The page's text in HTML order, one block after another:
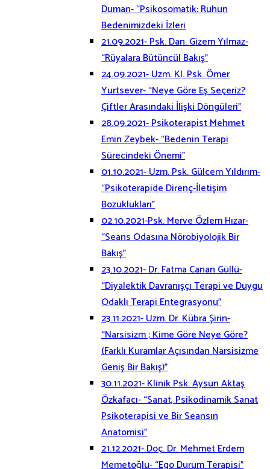
Duman- “Psikosomatik: Ruhun
Bedenimizdeki İzleri
21.09.2021- Psk. Dan. Gizem Yılmaz-
“Rüyalara Bütüncül Bakış”
24.09.2021- Uzm. Kl. Psk. Ömer
Yurtsever- “Neye Göre Eş Seçeriz?
Çiftler Arasındaki İlişki Döngüleri”
28.09.2021- Psikoterapist Mehmet
Emin Zeybek- “Bedenin Terapi
Sürecindeki Önemi”
01.10.2021- Uzm. Psk. Gülcem Yıldırım-
“Psikoterapide Direnç-İletişim
Bozuklukları”
02.10.2021-Psk. Merve Özlem Hızar-
“Seans Odasına Nörobiyolojik Bir
Bakış”
23.10.2021- Dr. Fatma Canan Güllü-
“Diyalektik Davranışçı Terapi ve Duygu
Odaklı Terapi Entegrasyonu”
23.11.2021- Uzm. Dr. Kübra Şirin-
“Narsisizm ; Kime Göre Neye Göre?
(Farklı Kuramlar Açısından Narsisizme
Geniş Bir Bakış)”
30.11.2021- Klinik Psk. Aysun Aktaş
Özkafacı- “Sanat, Psikodinamik Sanat
Psikoterapisi ve Bir Seansın
Anatomisi”
21.12.2021- Doç. Dr. Mehmet Erdem
Memetoğlu- “Ego Durum Terapisi”